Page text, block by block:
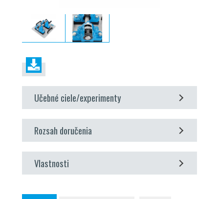
Učebné ciele/experimenty
princíp činnosti a konštrukcia stojanového ložiska
Rozsah doručenia
1 odrezaný model
1 popis
Vlastnosti